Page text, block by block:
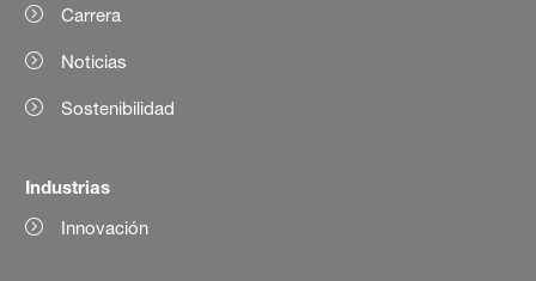
Carrera
Noticias
Sostenibilidad
Industrias
Innovación